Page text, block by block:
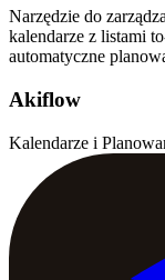
Narzędzie do
kalendarze z listami
automatyczne
Akiflow
Kalendarze i